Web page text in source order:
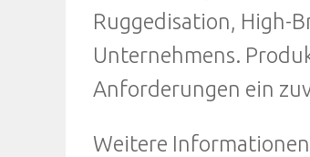
Ruggedisation, High-
Unternehmens.
Anforderungen ein
Weitere